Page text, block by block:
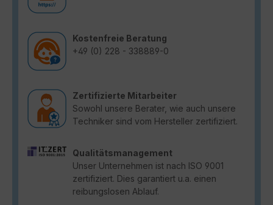
Kostenfreie Beratung
+49 (0) 228 - 338889-0
Zertifizierte Mitarbeiter
Sowohl unsere Berater, wie auch unsere
Techniker sind vom Hersteller zertifiziert.
Qualitätsmanagement
Unser Unternehmen ist nach ISO 9001
zertifiziert. Dies garantiert u.a. einen
reibungslosen Ablauf.